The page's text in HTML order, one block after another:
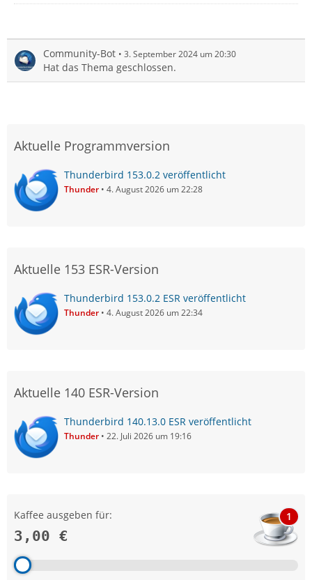
Community-Bot 3. September 2024 um 20:30
Hat das Thema geschlossen.
Aktuelle Programmversion
Thunderbird 153.0.2 veröffentlicht
Thunder 4. August 2026 um 22:28
Aktuelle 153 ESR-Version
Thunderbird 153.0.2 ESR veröffentlicht
Thunder 4. August 2026 um 22:34
Aktuelle 140 ESR-Version
Thunderbird 140.13.0 ESR veröffentlicht
Thunder 22. Juli 2026 um 19:16
Kaffee ausgeben für:
3,00 €
1